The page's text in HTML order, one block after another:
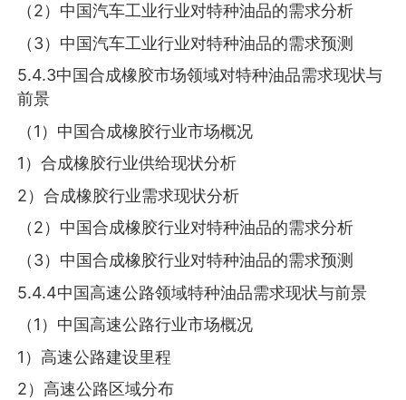
（2）中国汽车工业行业对特种油品的需求分析
（3）中国汽车工业行业对特种油品的需求预测
5.4.3中国合成橡胶市场领域对特种油品需求现状与
前景
（1）中国合成橡胶行业市场概况
1）合成橡胶行业供给现状分析
2）合成橡胶行业需求现状分析
（2）中国合成橡胶行业对特种油品的需求分析
（3）中国合成橡胶行业对特种油品的需求预测
5.4.4中国高速公路领域特种油品需求现状与前景
（1）中国高速公路行业市场概况
1）高速公路建设里程
2）高速公路区域分布